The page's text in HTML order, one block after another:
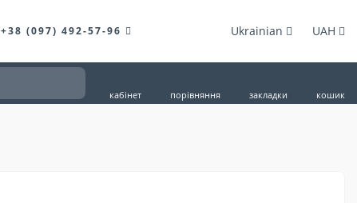
+38 (097) 492-57-96 UAH
Ukrainian
кабінет порівняння закладки кошик